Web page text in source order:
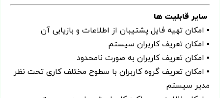
سایر قابلیت ها
▪ امکان تهیه فایل پشتیبان از اطلاعات و بازیابی آن
▪ امکان تعریف کاربران سیستم
▪ امکان تعریف کاربران به صورت نامحدود
▪ امکان تعریف گروه‌ کاربران با سطوح مختلف کاری تحت نظر
مدیر سیستم